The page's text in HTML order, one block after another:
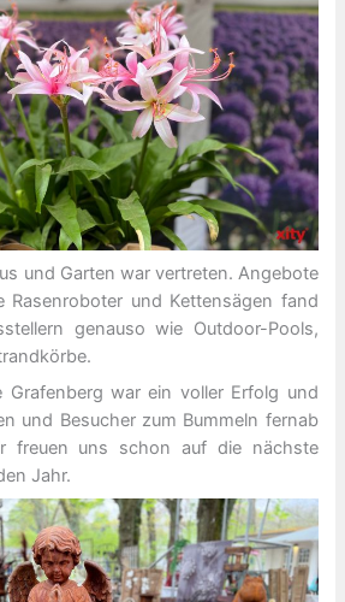
und Garten war vertreten. Angebote
Rasenroboter und Kettensägen fand
genauso wie Outdoor-Pools,
Grafenberg war ein voller Erfolg und
und Besucher zum Bummeln fernab
freuen uns schon auf die nächste
Jahr.